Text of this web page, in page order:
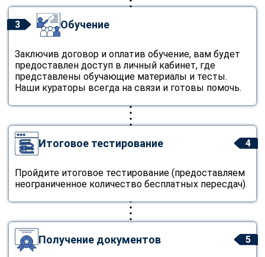
3 Обучение
Заключив договор и оплатив обучение, вам будет
предоставлен доступ в личный кабинет, где
представлены обучающие материалы и тесты.
Наши кураторы всегда на связи и готовы помочь.
4
Итоговое тестирование
Пройдите итоговое тестирование (предоставляем
неограниченное количество бесплатных пересдач).
5
Получение документов